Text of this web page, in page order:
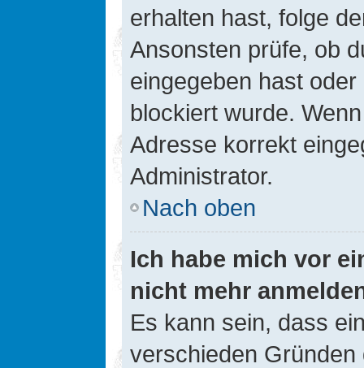
erhalten hast, folge
Ansonsten prüfe, ob
eingegeben hast
blockiert wurde.
Adresse korrekt
Administrator.
Nach oben
Ich habe mich vor
nicht mehr
Es kann sein, dass
verschieden